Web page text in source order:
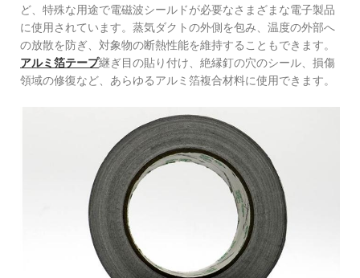
ど、特殊な用途で電磁波シールドが必要なさまざまな電子製品
に使用されています。蒸気ダクトの外側を包み、温度の外部へ
の放散を防ぎ、対象物の断熱性能を維持することもできます。
アルミ箔テープ継ぎ目の貼り付け、絶縁釘の穴のシール、損傷
領域の修復など、あらゆるアルミ箔複合材料に使用できます。